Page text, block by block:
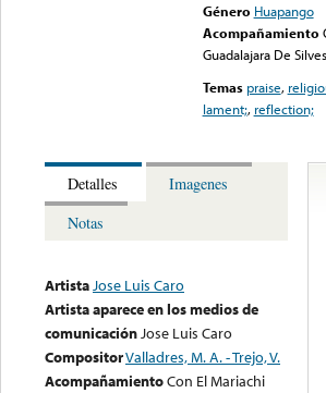
Género Huapango
Acompañamiento
Guadalajara De
Temas praise,
lament;, reflection;
Detalles
Imagenes
Notas
ArtistaJose Luis Caro
Artista aparece en los medios de
comunicaciónJose Luis Caro
CompositorValladres, M. A. - Trejo, V.
AcompañamientoCon El Mariachi